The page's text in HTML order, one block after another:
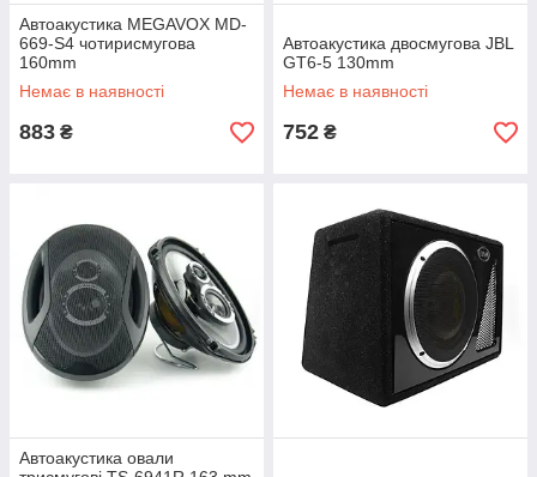
Автоакустика MEGAVOX MD-
669-S4 чотирисмугова
160mm
Немає в наявності
883 ₴
Автоакустика двосмугова JBL
GT6-5 130mm
Немає в наявності
752 ₴
Автоакустика овали